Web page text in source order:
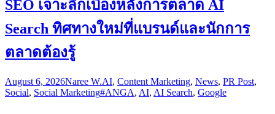
SEO เจาะลึกเบื้องหลังการตลาด AI
Search ทิศทางใหม่ที่แบรนด์และนักการ
ตลาดต้องรู้
August 6, 2026Naree W.AI, Content Marketing, News, PR Post,
Social, Social Marketing#ANGA, AI, AI Search, Google